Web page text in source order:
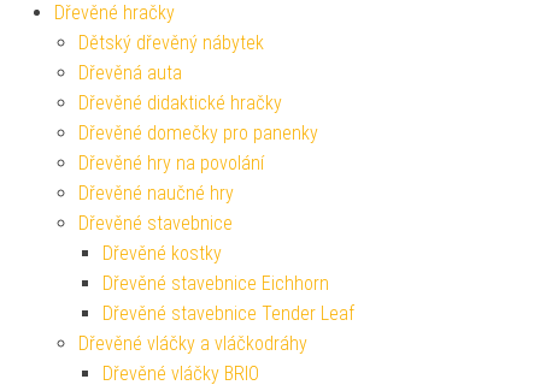
Dřevěné hračky
Dětský dřevěný nábytek
Dřevěná auta
Dřevěné didaktické hračky
Dřevěné domečky pro panenky
Dřevěné hry na povolání
Dřevěné naučné hry
Dřevěné stavebnice
Dřevěné kostky
Dřevěné stavebnice Eichhorn
Dřevěné stavebnice Tender Leaf
Dřevěné vláčky a vláčkodráhy
Dřevěné vláčky BRIO